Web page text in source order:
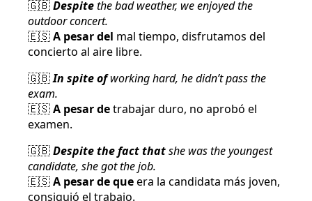
🇬🇧Despitethe bad weather, we enjoyed the
outdoor concert.
🇪🇸A pesar del mal tiempo, disfrutamos del
concierto al aire libre.
🇬🇧In spite ofworking hard, he didn’t pass the
exam.
🇪🇸A pesar detrabajar duro, no aprobó el
examen.
🇬🇧Despite the fact thatshe was the youngest
candidate, she got the job.
🇪🇸A pesar de queera la candidata más joven,
consiguió el trabajo.